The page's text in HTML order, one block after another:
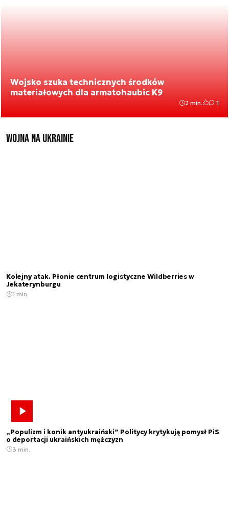
Wojsko szuka technicznych środków
materiałowych dla armatohaubic K9
2 min. 1
Wojna na Ukrainie
Kolejny atak. Płonie centrum logistyczne Wildberries w
Jekaterynburgu
1 min.
„Populizm i konik antyukraiński” Politycy krytykują pomysł PiS
o deportacji ukraińskich mężczyzn
3 min.